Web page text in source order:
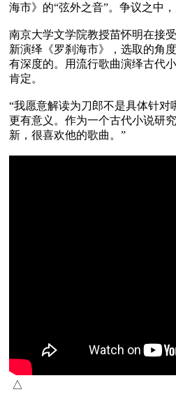
海市》的“弦外之音”。争议之中
南京大学文学院教授苗怀明在接
新演绎《罗刹海市》，选取的角
有深度的。用流行歌曲演绎古代
肯定。
“我愿意解读为刀郎不是具体针对
更有意义。作为一个古代小说研